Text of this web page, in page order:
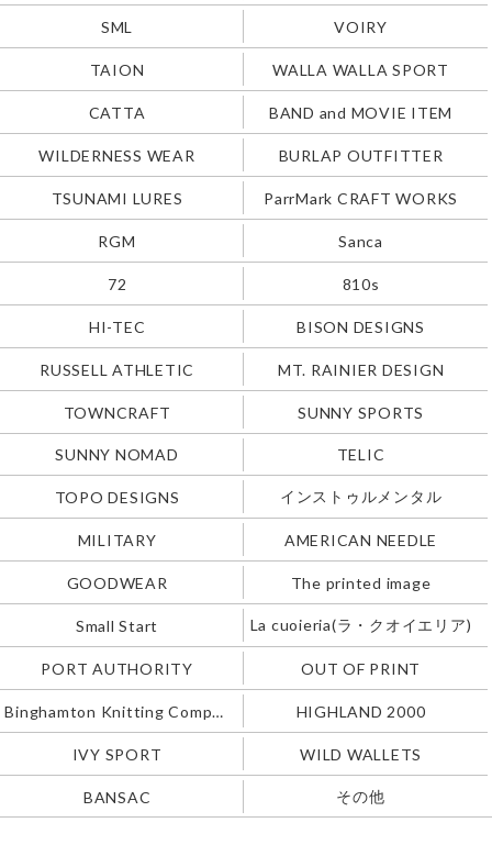
SML VOIRY
TAION WALLA WALLA SPORT
CATTA BAND and MOVIE ITEM
WILDERNESS WEAR BURLAP OUTFITTER
TSUNAMI LURES ParrMark CRAFT WORKS
RGM Sanca
72 810s
HI-TEC BISON DESIGNS
RUSSELL ATHLETIC MT. RAINIER DESIGN
TOWNCRAFT SUNNY SPORTS
SUNNY NOMAD TELIC
TOPO DESIGNS インストゥルメンタル
MILITARY AMERICAN NEEDLE
GOODWEAR The printed image
Small Start La cuoieria(ラ・クオイエリア)
PORT AUTHORITY OUT OF PRINT
Binghamton Knitting Company HIGHLAND 2000
IVY SPORT WILD WALLETS
BANSAC その他